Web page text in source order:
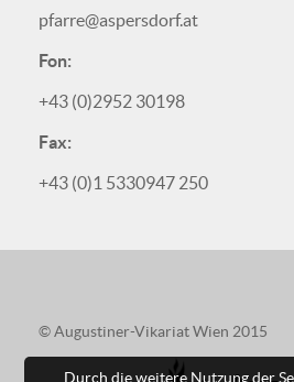
pfarre@aspersdorf.at
Fon:
+43 (0)2952 30198
Fax:
+43 (0)1 5330947 250
© Augustiner-Vikariat Wien 2015
Durch die weitere Nutzung der